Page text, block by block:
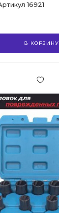
16921
В КОРЗИНУ